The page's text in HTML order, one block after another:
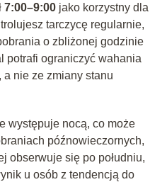
7:00–9:00jako korzystny dla
tarczycę regularnie,
o zbliżonej godzinie
potrafi ograniczyć wahania
nie ze zmiany stanu
występuje nocą, co może
późnowieczornych,
obserwuje się po południu,
u osób z tendencją do